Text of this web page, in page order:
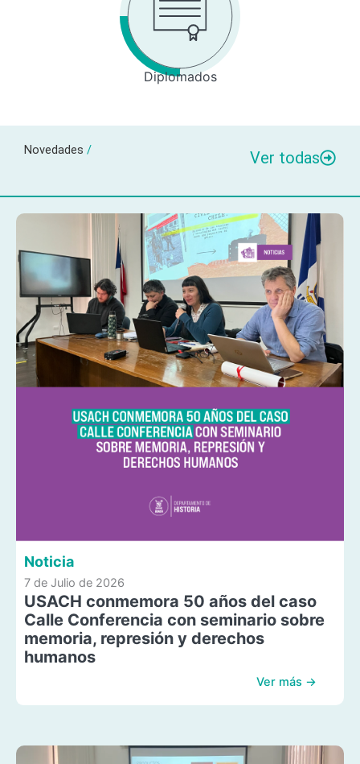
Diplomados
Novedades / Ver todas
Noticia
7 de Julio de 2026
USACH conmemora 50 años del caso
Calle Conferencia con seminario sobre
memoria, represión y derechos
humanos
Ver más →